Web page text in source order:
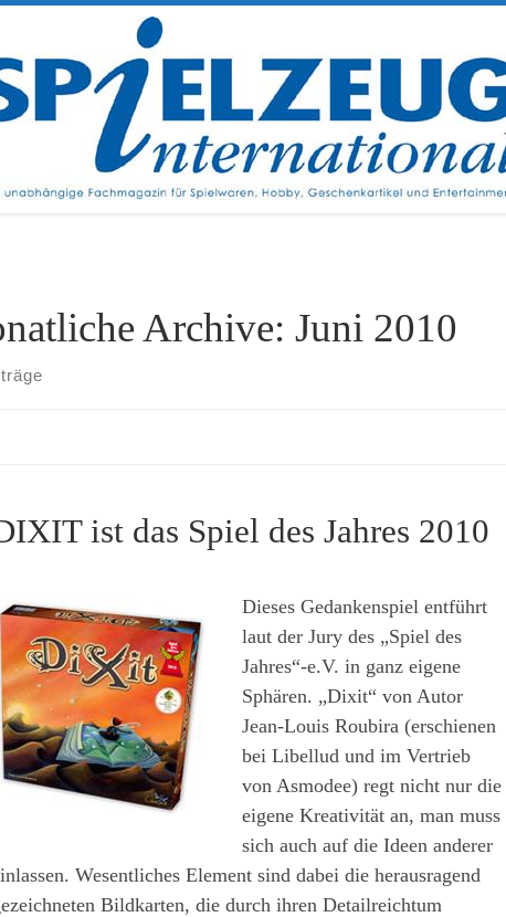
Archive: Juni 2010
ist das Spiel des Jahres 2010
Dieses Gedankenspiel entführt
laut der Jury des „Spiel des
Jahres“-e.V. in ganz eigene
Sphären. „Dixit“ von Autor
Jean-Louis Roubira (erschienen
bei Libellud und im Vertrieb
von Asmodee) regt nicht nur die
eigene Kreativität an, man muss
sich auch auf die Ideen anderer
Wesentliches Element sind dabei die herausragend
Bildkarten, die durch ihren Detailreichtum